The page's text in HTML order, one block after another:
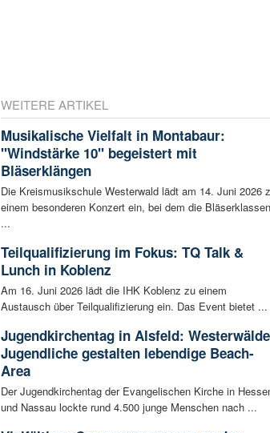
WEITERE ARTIKEL
Musikalische Vielfalt in Montabaur:
"Windstärke 10" begeistert mit
Bläserklängen
Die Kreismusikschule Westerwald lädt am 14. Juni 2026
einem besonderen Konzert ein, bei dem die Bläserklassen
...
Teilqualifizierung im Fokus: TQ Talk &
Lunch in Koblenz
Am 16. Juni 2026 lädt die IHK Koblenz zu einem
Austausch über Teilqualifizierung ein. Das Event bietet ...
Jugendkirchentag in Alsfeld:
Jugendliche gestalten lebendige Beach-
Area
Der Jugendkirchentag der Evangelischen Kirche in
und Nassau lockte rund 4.500 junge Menschen nach ...